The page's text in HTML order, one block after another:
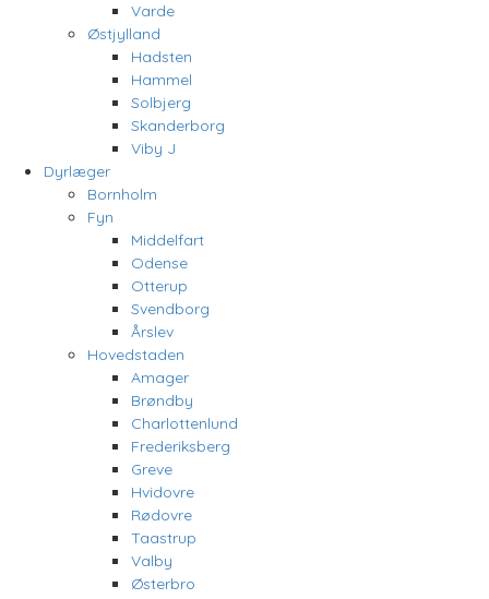
Varde
Østjylland
Hadsten
Hammel
Solbjerg
Skanderborg
Viby J
Dyrlæger
Bornholm
Fyn
Middelfart
Odense
Otterup
Svendborg
Årslev
Hovedstaden
Amager
Brøndby
Charlottenlund
Frederiksberg
Greve
Hvidovre
Rødovre
Taastrup
Valby
Østerbro